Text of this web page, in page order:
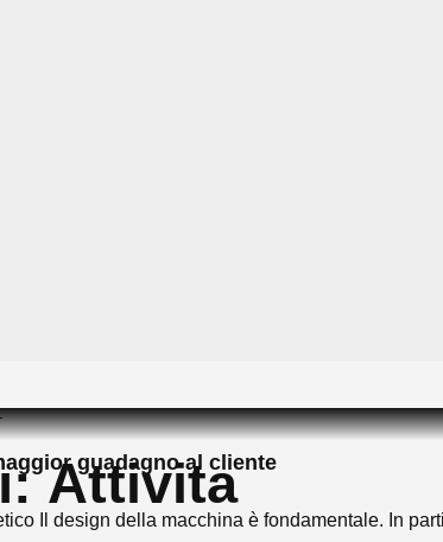
Attivita
guadagno al cliente
Il design della macchina è fondamentale. In